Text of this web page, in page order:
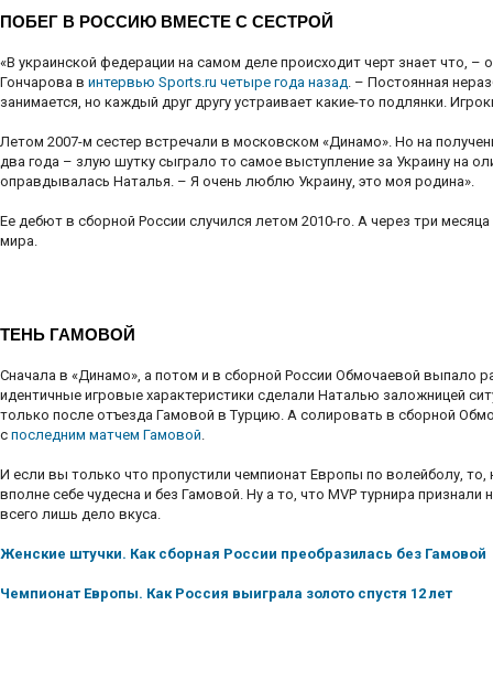
ПОБЕГ В РОССИЮ ВМЕСТЕ С СЕСТРОЙ
«В украинской федерации на самом деле происходит черт знает что,
Гончарова в интервью Sports.ru четыре года назад. – Постоянная
занимается, но каждый друг другу устраивает какие-то подлянки.
Летом 2007-м сестер встречали в московском «Динамо». Но на
два года – злую шутку сыграло то самое выступление за Украину на
оправдывалась Наталья. – Я очень люблю Украину, это моя родина».
Ее дебют в сборной России случился летом 2010-го. А через три
мира.
ТЕНЬ ГАМОВОЙ
Сначала в «Динамо», а потом и в сборной России Обмочаевой выпало
идентичные игровые характеристики сделали Наталью заложницей
только после отъезда Гамовой в Турцию. А солировать в сборной
с последним матчем Гамовой.
И если вы только что пропустили чемпионат Европы по волейболу, то,
вполне себе чудесна и без Гамовой. Ну а то, что MVP турнира
всего лишь дело вкуса.
Женские штучки. Как сборная России преобразилась без Гамовой
Чемпионат Европы. Как Россия выиграла золото спустя 12 лет